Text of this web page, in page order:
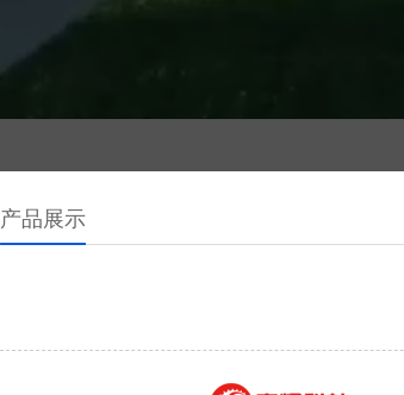
产品展示